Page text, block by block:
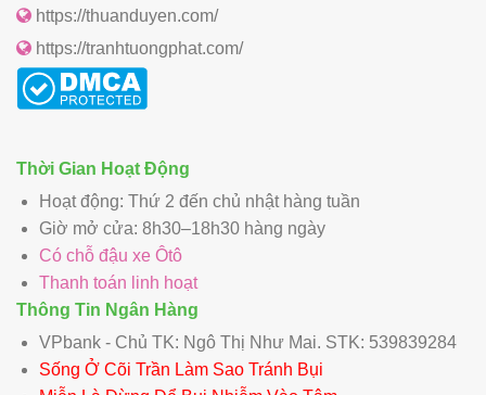
https://thuanduyen.com/
https://tranhtuongphat.com/
Thời Gian Hoạt Động
Hoạt động: Thứ 2 đến chủ nhật hàng tuần
Giờ mở cửa: 8h30–18h30 hàng ngày
Có chỗ đậu xe Ôtô
Thanh toán linh hoạt
Thông Tin Ngân Hàng
VPbank - Chủ TK: Ngô Thị Như Mai. STK: 539839284
Sống Ở Cõi Trần Làm Sao Tránh Bụi